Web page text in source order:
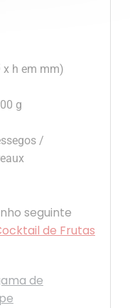
h em mm)
g
/
seguinte
de Frutas
de